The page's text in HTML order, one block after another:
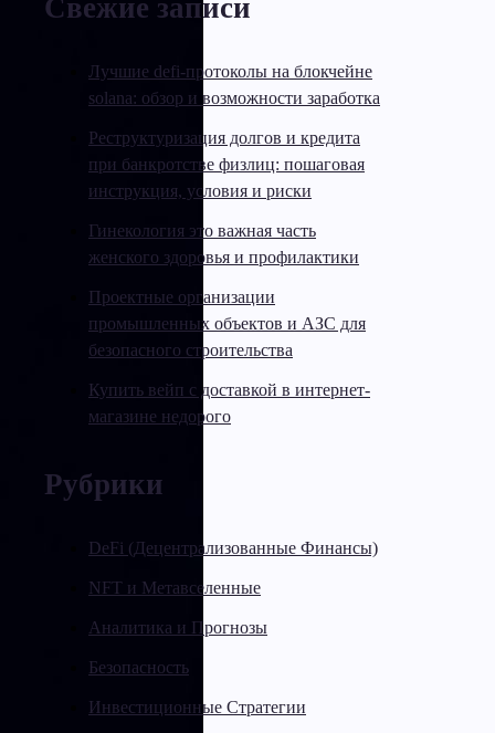
Свежие записи
Лучшие defi-протоколы на блокчейне
solana: обзор и возможности заработка
Реструктуризация долгов и кредита
при банкротстве физлиц: пошаговая
инструкция, условия и риски
Гинекология это важная часть
женского здоровья и профилактики
Проектные организации
промышленных объектов и АЗС для
безопасного строительства
Купить вейп с доставкой в интернет-
магазине недорого
Рубрики
DeFi (Децентрализованные Финансы)
NFT и Метавселенные
Аналитика и Прогнозы
Безопасность
Инвестиционные Стратегии